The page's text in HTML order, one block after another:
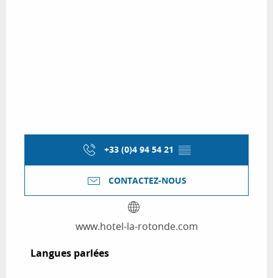
+33 (0)4 94 54 21 ▒▒
CONTACTEZ-NOUS
www.hotel-la-rotonde.com
Langues parlées
Langues parlées